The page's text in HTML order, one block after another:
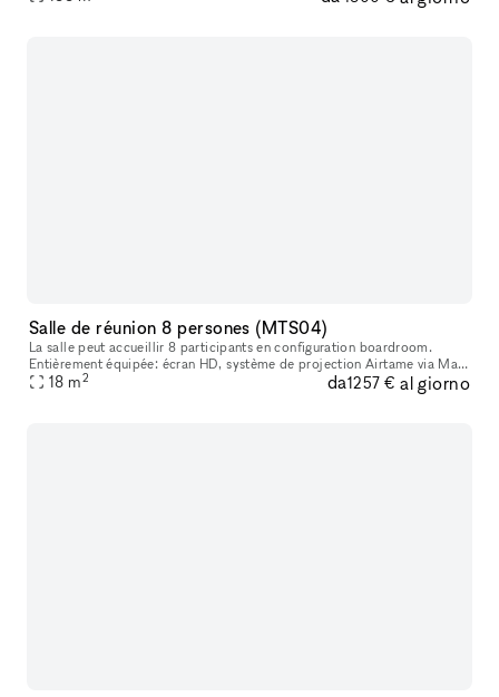
Salle de réunion 8 persones (MTS04)
La salle peut accueillir 8 participants en configuration boardroom.
Entièrement équipée: écran HD, système de projection Airtame via Mac
ou Pc, Wifi et Whiteboard.
18 m2 da1257 € al giorno